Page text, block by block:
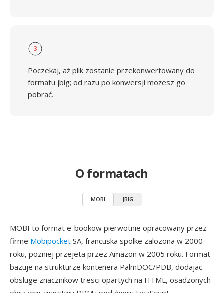
3
Poczekaj, aż plik zostanie przekonwertowany do
formatu jbig; od razu po konwersji możesz go
pobrać.
O formatach
MOBI JBIG
MOBI to format e-bookow pierwotnie opracowany przez
firme Mobipocket SA, francuska spolke zalozona w 2000
roku, pozniej przejeta przez Amazon w 2005 roku. Format
bazuje na strukturze kontenera PalmDOC/PDB, dodajac
obsluge znacznikow tresci opartych na HTML, osadzonych